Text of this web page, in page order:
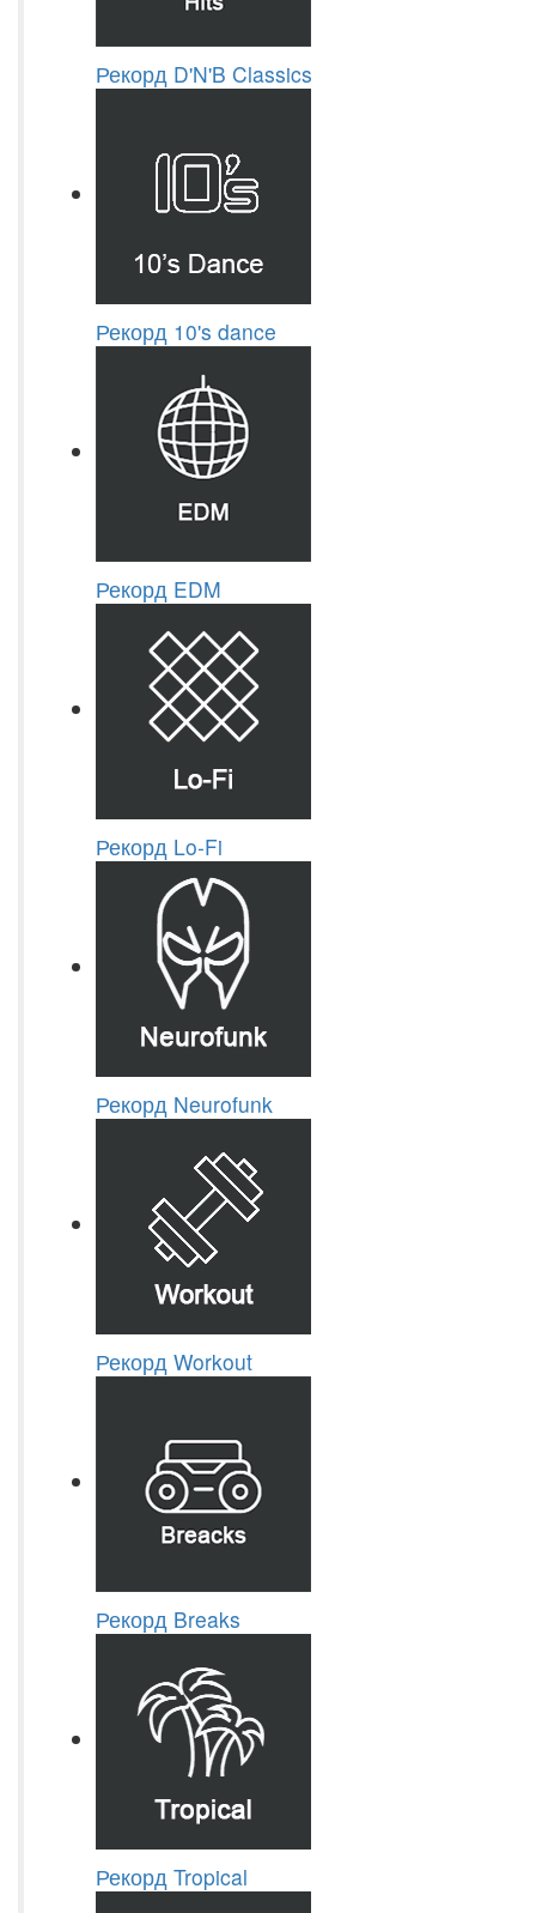
Рекорд D'N'B Classics
Рекорд 10's dance
Рекорд EDM
Рекорд Lo-Fi
Рекорд Neurofunk
Рекорд Workout
Рекорд Breaks
Рекорд Tropical